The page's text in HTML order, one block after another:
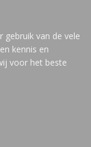
gebruik van de vele
kennis en
voor het beste